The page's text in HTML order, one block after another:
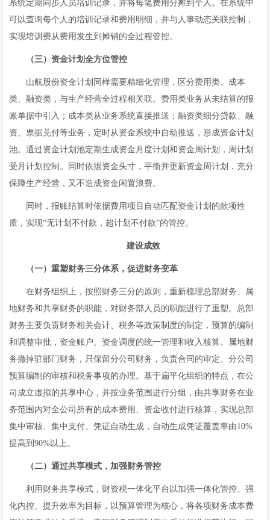
系统定期同步人员培训记录，并将每笔费用分摊到个人。在系统中
可以查询每个人的培训记录和费用明细，并与人事动态关联控制，
实现培训费从费用发生到摊销的全过程管控。
（三）资金计划全方位管控
山航股份资金计划同样需要精细化管理，区分费用类、成本
类、融资类，与生产经营全过程相关联。费用类业务从未结算的报
账单据中引入；成本类从业务系统直接推送；融资类细分贷款、融
资、票据兑付等业务，定时从资金系统中自动推送，形成资金计划
池。通过资金计划池定期生成资金月度计划和资金周计划，周计划
受月计划控制。同时依据资金头寸，平衡并更新资金周计划，充分
保障生产经营，又不造成资金闲置浪费。
同时，报账结算时依据费用项目自动匹配资金计划的款项性
质，实现“无计划不付款，超计划不付款”的管控。
建设成效
（一）重塑财务三分体系，促进财务变革
在财务组织上，按照财务三分的原则，重新梳理总部财务、属
地财务和共享财务的职能，对财务部人员的职能进行了重塑。总部
财务主要负责财务相关会计、税务等政策制度的制定，预算的编制
和调整审批，资金账户、资金调度的统一管理和收入核算。属地财
务撤掉驻部门财务，只保留分公司财务，负责合同的审定、分公司
预算编制的审核和税务事项的办理。基于扁平化组织的特点，在公
司成立虚拟的共享中心，并按业务范围进行分组，由共享财务在业
务范围内对全公司所有的成本费用、资金收付进行核算，实现总部
集中审核、集中支付、凭证自动生成，自动生成凭证覆盖率由10%
提高到90%以上。
（二）通过共享模式，加强财务管控
利用财务共享模式，财资税一体化平台以加强一体化管控、强
化内控、提升效率为目标，以预算管理为核心，将各项财务成本费